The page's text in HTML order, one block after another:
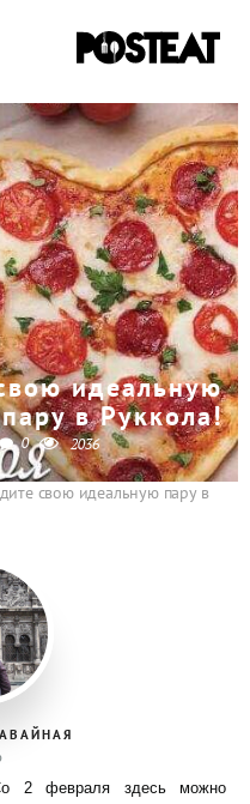
идеальную
пару в Руккола!
0 2036
свою идеальную пару в
2 февраля здесь можно